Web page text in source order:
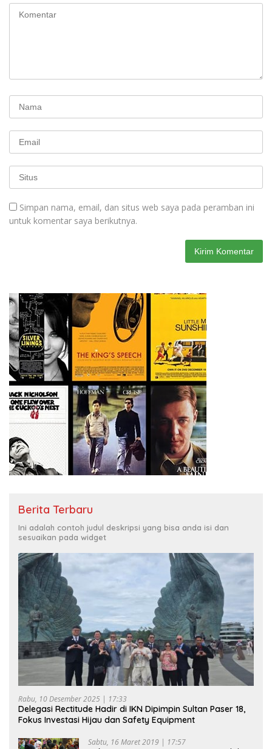
Simpan nama, email, dan situs web saya pada peramban ini
untuk komentar saya berikutnya.
Berita Terbaru
Ini adalah contoh judul deskripsi yang bisa anda isi dan
sesuaikan pada widget
Rabu, 10 Desember 2025 | 17:33
Delegasi Rectitude Hadir di IKN Dipimpin Sultan Paser 18,
Fokus Investasi Hijau dan Safety Equipment
Sabtu, 16 Maret 2019 | 17:57